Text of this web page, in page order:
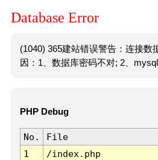
Database Error
(1040) 365建站错误警告：连接数
因：1、数据库密码不对; 2、mysql
PHP Debug
No. File
1
/index.php